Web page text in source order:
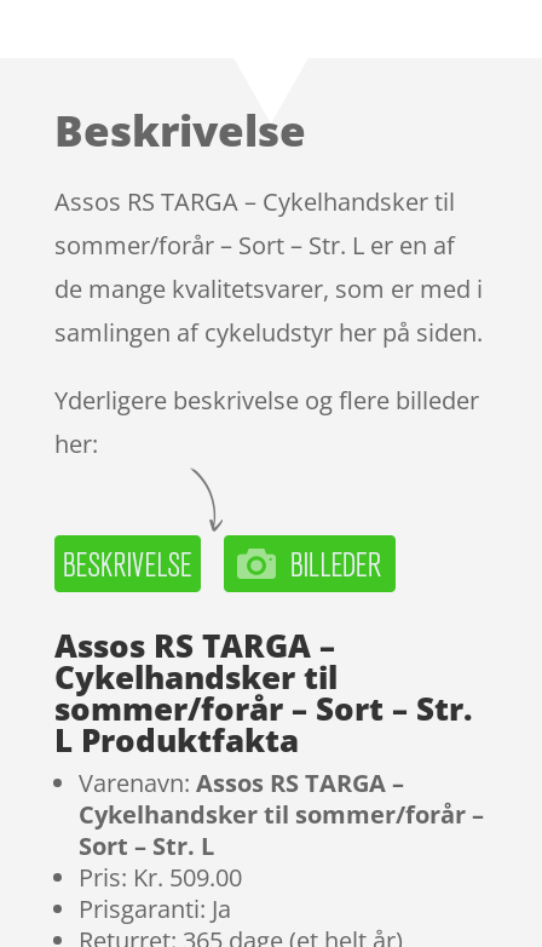
kundebedø
Beskrivelse
Assos RS TARGA – Cykelhandsker til
sommer/forår – Sort – Str. L er en af
de mange kvalitetsvarer, som er med i
samlingen af cykeludstyr her på siden.
Yderligere beskrivelse og flere billeder
her:
Assos RS TARGA –
Cykelhandsker til
sommer/forår – Sort – Str.
L Produktfakta
Varenavn: Assos RS TARGA –
Cykelhandsker til sommer/forår –
Sort – Str. L
Pris: Kr. 509.00
Prisgaranti: Ja
Returret: 365 dage (et helt år)